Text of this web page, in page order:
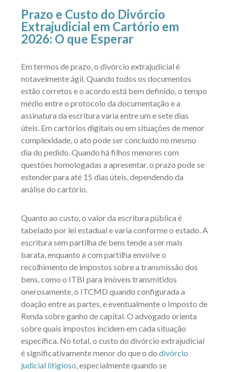
Prazo e Custo do Divórcio
Extrajudicial em Cartório em
2026: O que Esperar
Em termos de prazo, o divórcio extrajudicial é
notavelmente ágil. Quando todos os documentos
estão corretos e o acordo está bem definido, o tempo
médio entre o protocolo da documentação e a
assinatura da escritura varia entre um e sete dias
úteis. Em cartórios digitais ou em situações de menor
complexidade, o ato pode ser concluído no mesmo
dia do pedido. Quando há filhos menores com
questões homologadas a apresentar, o prazo pode se
estender para até 15 dias úteis, dependendo da
análise do cartório.
Quanto ao custo, o valor da escritura pública é
tabelado por lei estadual e varia conforme o estado. A
escritura sem partilha de bens tende a ser mais
barata, enquanto a com partilha envolve o
recolhimento de impostos sobre a transmissão dos
bens, como o ITBI para imóveis transmitidos
onerosamente, o ITCMD quando configurada a
doação entre as partes, e eventualmente o Imposto de
Renda sobre ganho de capital. O advogado orienta
sobre quais impostos incidem em cada situação
específica. No total, o custo do divórcio extrajudicial
é significativamente menor do que o do divórcio
judicial litigioso, especialmente quando se